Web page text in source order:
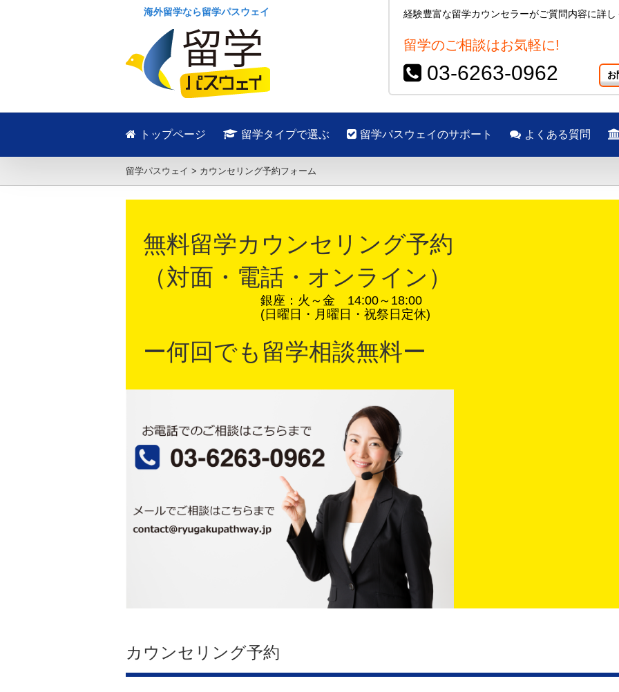
経験豊富な留学カウンセラーがご質問内容に詳
留学のご相談はお気軽に!
03-6263-0962 お
海外留学なら留学パスウェイ
トップページ 留学タイプで選ぶ 留学パスウェイのサポート よくある質問
留学パスウェイ > カウンセリング予約フォーム
無料留学カウンセリング予約
（対面・電話・オンライン）
銀座：火～金 14:00～18:00
(日曜日・月曜日・祝祭日定休)
ー何回でも留学相談無料ー
カウンセリング予約